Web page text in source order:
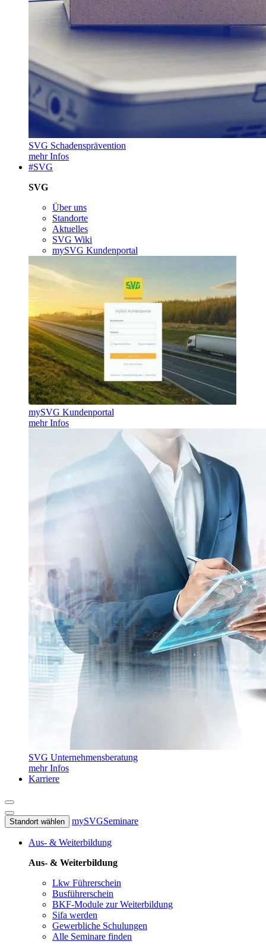
SVG Schadensprävention
mehr Infos
#SVG
SVG
Über uns
Standorte
Aktuelles
SVG Wiki
mySVG Kundenportal
mySVG Kundenportal
mehr Infos
SVG Unternehmensberatung
mehr Infos
Karriere
Standort wählen mySVGSeminare
Aus- & Weiterbildung
Aus- & Weiterbildung
Lkw Führerschein
Busführerschein
BKF-Module zur Weiterbildung
Sifa werden
Gewerbliche Schulungen
Alle Seminare finden